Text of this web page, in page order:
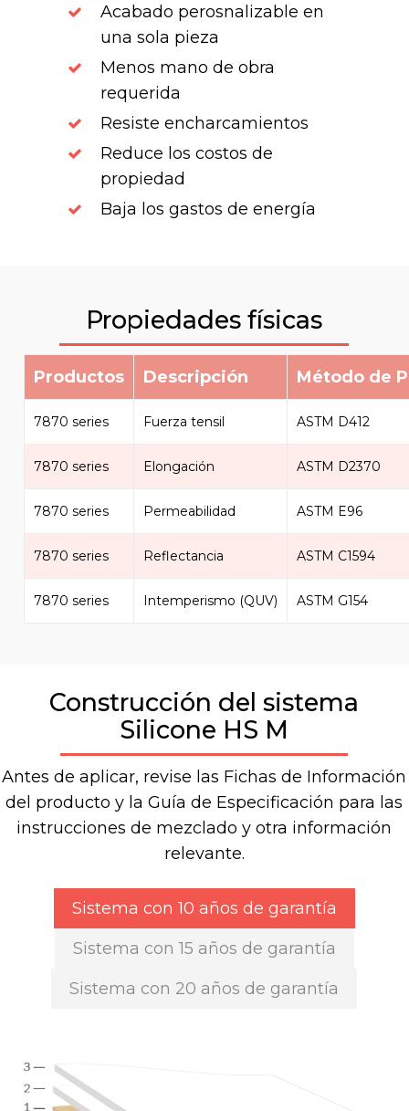
Acabado perosnalizable en
una sola pieza
Menos mano de obra
requerida
Resiste encharcamientos
Reduce los costos de
propiedad
Baja los gastos de energía
Propiedades físicas
Productos Descripción Método de
7870 series Fuerza tensil ASTM D412
7870 series Elongación ASTM D2370
7870 series Permeabilidad ASTM E96
7870 series Reflectancia ASTM C1594
7870 series Intemperismo (QUV) ASTM G154
Construcción del sistema
Silicone HS M
Antes de aplicar, revise las Fichas de Información
del producto y la Guía de Especificación para las
instrucciones de mezclado y otra información
relevante.
Sistema con 10 años de garantía
Sistema con 15 años de garantía
Sistema con 20 años de garantía